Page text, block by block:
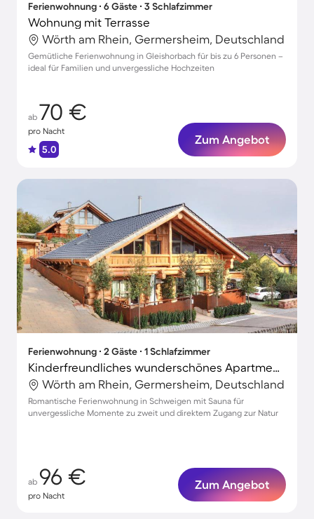
Ferienwohnung ∙ 6 Gäste ∙ 3 Schlafzimmer
Wohnung mit Terrasse
Wörth am Rhein, Germersheim, Deutschland
Gemütliche Ferienwohnung in Gleishorbach für bis zu 6 Personen –
ideal für Familien und unvergessliche Hochzeiten
ab 70 €
pro Nacht
5.0
Zum Angebot
Ferienwohnung ∙ 2 Gäste ∙ 1 Schlafzimmer
Kinderfreundliches wunderschönes Apartment mit Terrasse und Sauna
Wörth am Rhein, Germersheim, Deutschland
Romantische Ferienwohnung in Schweigen mit Sauna für
unvergessliche Momente zu zweit und direktem Zugang zur Natur
ab 96 €
pro Nacht
Zum Angebot